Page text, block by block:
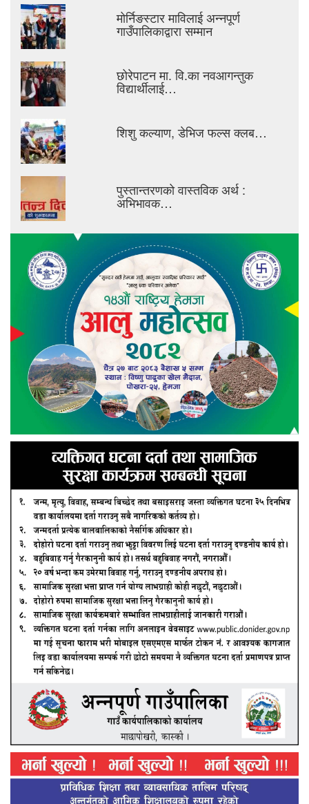
मोर्निङस्टार माविलाई अन्नपूर्ण
गाउँपालिकाद्वारा सम्मान
छोरेपाटन मा. वि.का नवआगन्तुक
विद्यार्थीलाई…
शिशु कल्याण, डेभिज फल्स क्लब…
पुस्तान्तरणको वास्तविक अर्थ :
अभिभावक…